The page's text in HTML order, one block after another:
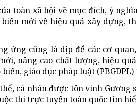
toàn xã hội vềmục đích, ý
biếnmới vềhiệu quả xây dựng,
ứng cũng là dịp để các cơ
nâng cao chất lượng,hiệu quả
biến, giáo dụcpháp luật (PBGDPL)
, cá nhân được tôn vinh Gương
thitrực tuyếntoàn quốctìm